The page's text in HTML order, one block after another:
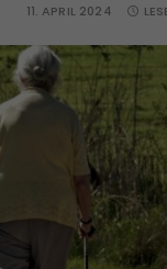
11. APRIL 2024